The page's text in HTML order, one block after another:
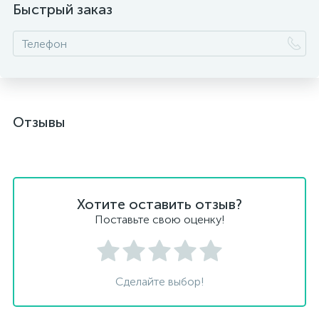
Быстрый заказ
Отзывы
Хотите оставить отзыв?
Поставьте свою оценку!
Сделайте выбор!